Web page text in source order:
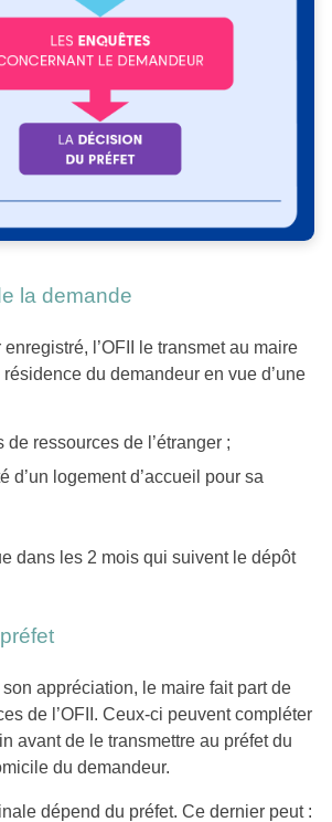
la demande
l’OFII le transmet au maire
du demandeur en vue d’une
de ressources de l’étranger ;
d’un logement d’accueil pour sa
dans les 2 mois qui suivent le dépôt
appréciation, le maire fait part de
de l’OFII. Ceux-ci peuvent compléter
avant de le transmettre au préfet du
du demandeur.
dépend du préfet. Ce dernier peut :